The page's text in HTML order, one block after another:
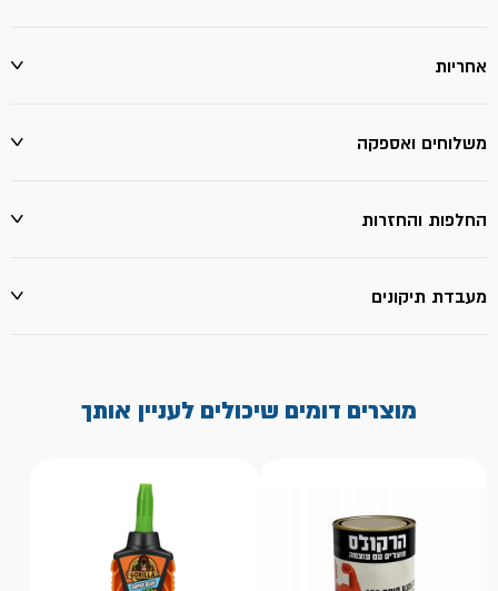
אחריות
משלוחים ואספקה
החלפות והחזרות
מעבדת תיקונים
מוצרים דומים שיכולים לעניין אותך